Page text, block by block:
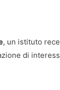
, un istituto
di